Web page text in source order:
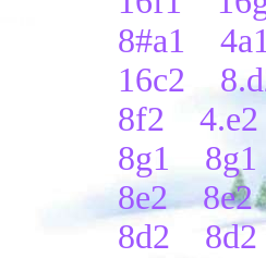
8#a1
16c2
8f2
8g1
8e2
8d2